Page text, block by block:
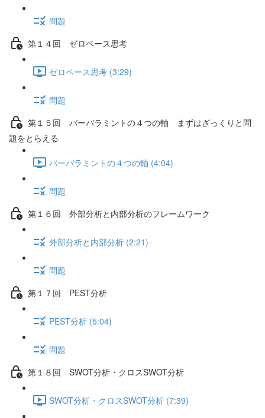
問題
第１４回 ゼロベース思考
ゼロベース思考 (3:29)
問題
第１５回 バーバラミントの４つの軸 まずはざっくりと問
題をとらえる
バーバラミントの４つの軸 (4:04)
問題
第１６回 外部分析と内部分析のフレームワーク
外部分析と内部分析 (2:21)
問題
第１７回 PEST分析
PEST分析 (5:04)
問題
第１８回 SWOT分析・クロスSWOT分析
SWOT分析・クロスSWOT分析 (7:39)